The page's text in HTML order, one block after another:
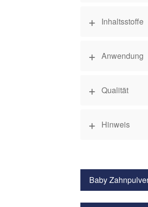
Inhaltsstoffe
Anwendung
Qualität
Hinweis
Baby